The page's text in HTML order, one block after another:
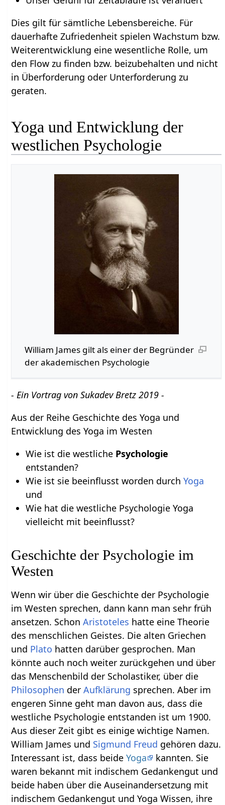
Dies gilt für sämtliche Lebensbereiche. Für
dauerhafte Zufriedenheit spielen Wachstum bzw.
Weiterentwicklung eine wesentliche Rolle, um
den Flow zu finden bzw. beizubehalten und nicht
in Überforderung oder Unterforderung zu
geraten.
Yoga und Entwicklung der
westlichen Psychologie
William James gilt als einer der Begründer
der akademischen Psychologie
- Ein Vortrag von Sukadev Bretz 2019 -
Aus der Reihe Geschichte des Yoga und
Entwicklung des Yoga im Westen
Wie ist die westliche Psychologie
entstanden?
Wie ist sie beeinflusst worden durch Yoga
und
Wie hat die westliche Psychologie Yoga
vielleicht mit beeinflusst?
Geschichte der Psychologie im
Westen
Wenn wir über die Geschichte der Psychologie
im Westen sprechen, dann kann man sehr früh
ansetzen. SchonAristoteles hatte eine Theorie
des menschlichen Geistes. Die alten Griechen
und Plato hatten darüber gesprochen. Man
könnte auch noch weiter zurückgehen und über
das Menschenbild der Scholastiker, über die
Philosophen derAufklärung sprechen. Aber im
engeren Sinne geht man davon aus, dass die
westliche Psychologie entstanden ist um 1900.
Aus dieser Zeit gibt es einige wichtige Namen.
William James und Sigmund Freud gehören dazu.
Interessant ist, dass beideYoga
kannten. Sie
waren bekannt mit indischem Gedankengut und
beide haben über die Auseinandersetzung mit
indischem Gedankengut und Yoga Wissen, ihre